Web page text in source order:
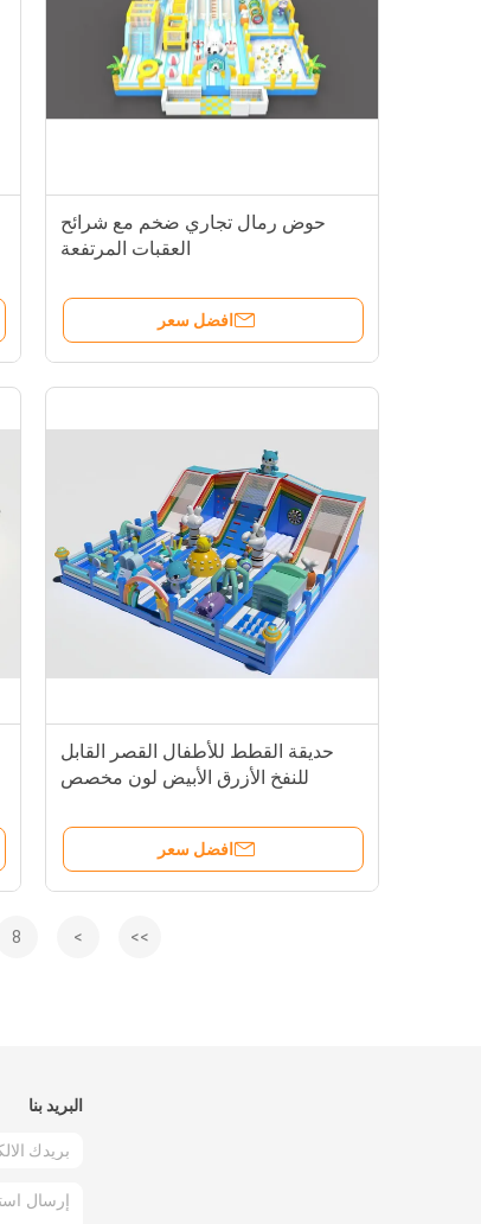
حوض رمال تجاري ضخم مع شرائح
العقبات المرتفعة
افضل سعر
حديقة القطط للأطفال القصر القابل
للنفخ الأزرق الأبيض لون مخصص
افضل سعر
8 > >>
البريد بنا